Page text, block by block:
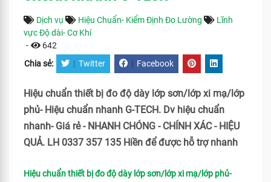
Dịch vụ Hiệu Chuẩn- Kiểm Định Đo Lường
Lĩnh
vực Độ dài- Cơ Khí
-
642
Chia sẻ: | Twitter | Facebook
Hiệu chuẩn thiết bị đo độ dày lớp sơn/lớp xi mạ/lớp
phủ- Hiệu chuẩn nhanh G-TECH. Dv hiệu chuẩn
nhanh- Giá rẻ - NHANH CHÓNG - CHÍNH XÁC - HIỆU
QUẢ. LH 0337 357 135 Hiền để được hỗ trợ nhanh
Hiệu chuẩn thiết bị đo độ dày lớp sơn/lớp xi mạ/lớp phủ-